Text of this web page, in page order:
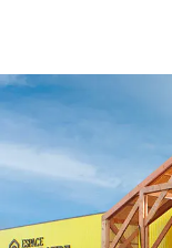
Ex : Robot
Matériel agricole